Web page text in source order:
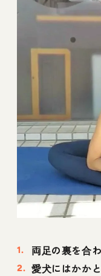
両足の裏を合
愛犬にはかか